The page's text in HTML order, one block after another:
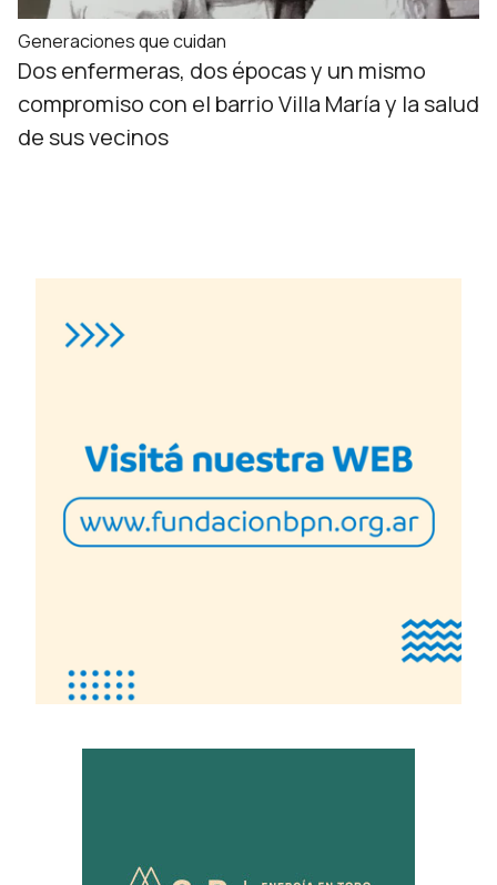
Generaciones que cuidan
Dos enfermeras, dos épocas y un mismo
compromiso con el barrio Villa María y la salud
de sus vecinos